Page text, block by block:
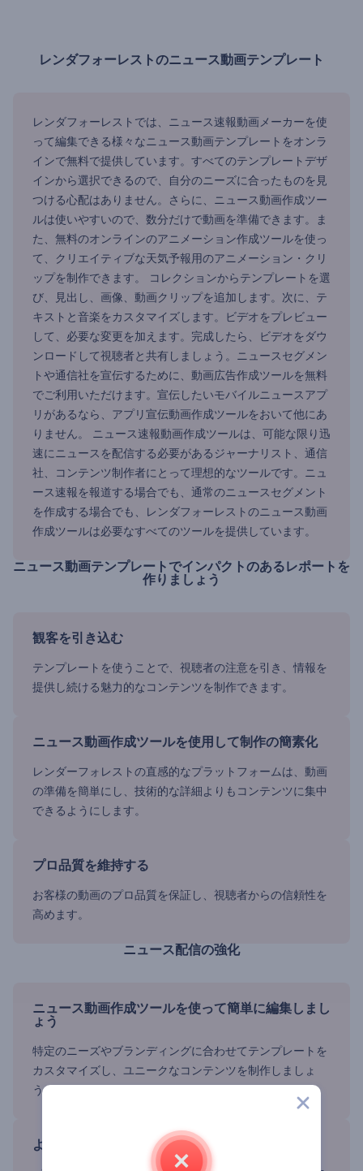
レンダフォーレストのニュース動画テンプレート
レンダフォーレストでは、ニュース速報動画メーカーを使
って編集できる様々なニュース動画テンプレートをオンラ
インで無料で提供しています。すべてのテンプレートデザ
インから選択できるので、自分のニーズに合ったものを見
つける心配はありません。さらに、ニュース動画作成ツー
ルは使いやすいので、数分だけで動画を準備できます。ま
た、無料のオンラインのアニメーション作成ツールを使っ
て、クリエイティブな天気予報用のアニメーション・クリ
ップを制作できます。 コレクションからテンプレートを選
び、見出し、画像、動画クリップを追加します。次に、テ
キストと音楽をカスタマイズします。ビデオをプレビュー
して、必要な変更を加えます。完成したら、ビデオをダウ
ンロードして視聴者と共有しましょう。ニュースセグメン
トや通信社を宣伝するために、動画広告作成ツールを無料
でご利用いただけます。宣伝したいモバイルニュースアプ
リがあるなら、アプリ宣伝動画作成ツールをおいて他にあ
りません。 ニュース速報動画作成ツールは、可能な限り迅
速にニュースを配信する必要があるジャーナリスト、通信
社、コンテンツ制作者にとって理想的なツールです。ニュ
ース速報を報道する場合でも、通常のニュースセグメント
を作成する場合でも、レンダフォーレストのニュース動画
作成ツールは必要なすべてのツールを提供しています。
ニュース動画テンプレートでインパクトのあるレポートを
作りましょう
観客を引き込む
テンプレートを使うことで、視聴者の注意を引き、情報を
提供し続ける魅力的なコンテンツを制作できます。
ニュース動画作成ツールを使用して制作の簡素化
レンダーフォレストの直感的なプラットフォームは、動画
の準備を簡単にし、技術的な詳細よりもコンテンツに集中
できるようにします。
プロ品質を維持する
お客様の動画のプロ品質を保証し、視聴者からの信頼性を
高めます。
ニュース配信の強化
ニュース動画作成ツールを使って簡単に編集しまし
ょう
特定のニーズやブランディングに合わせてテンプレートを
カスタマイズし、ユニークなコンテンツを制作しましょ
う。
より多くの観客にリーチする